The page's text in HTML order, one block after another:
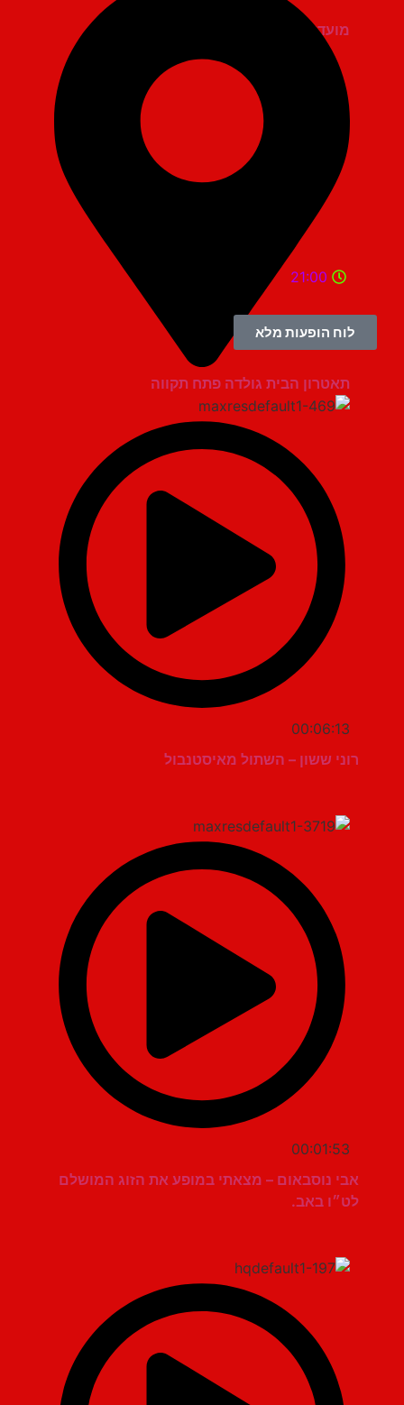
מועדון הגריי יהוד
תאטרון הבית גולדה פתח תקווה
21:00
לוח הופעות מלא
00:06:13
רוני ששון – השתול מאיסטנבול
00:01:53
אבי נוסבאום – מצאתי במופע את הזוג המושלם
לט״ו באב.